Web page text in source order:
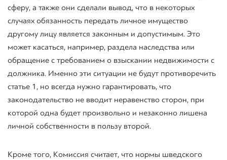
сферу, а также они сделали вывод, что в некоторых
случаях обязанность передать личное имущество
другому лицу является законным и допустимым. Это
может касаться, например, раздела наследства или
обращение с требованием о взыскании недвижимости с
должника. Именно эти ситуации не будут противоречить
статье 1, но всегда нужно гарантировать, что
законодательство не вводит неравенство сторон, при
которой одна будет произвольно и незаконно лишена
личной собственности в пользу второй.
Кроме того, Комиссия считает, что нормы шведского